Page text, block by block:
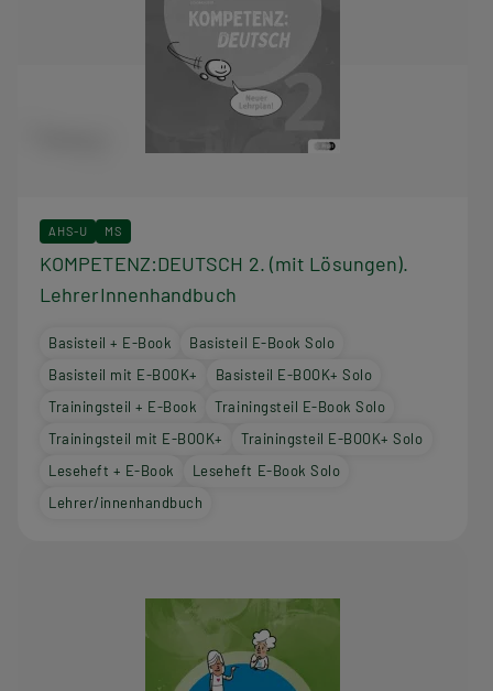
AHS-U MS
KOMPETENZ:DEUTSCH 2. (mit Lösungen).
LehrerInnenhandbuch
Basisteil + E-Book
Basisteil E-Book Solo
Basisteil mit E-BOOK+
Basisteil E-BOOK+ Solo
Trainingsteil + E-Book
Trainingsteil E-Book Solo
Trainingsteil mit E-BOOK+
Trainingsteil E-BOOK+ Solo
Leseheft + E-Book
Leseheft E-Book Solo
Lehrer/innenhandbuch